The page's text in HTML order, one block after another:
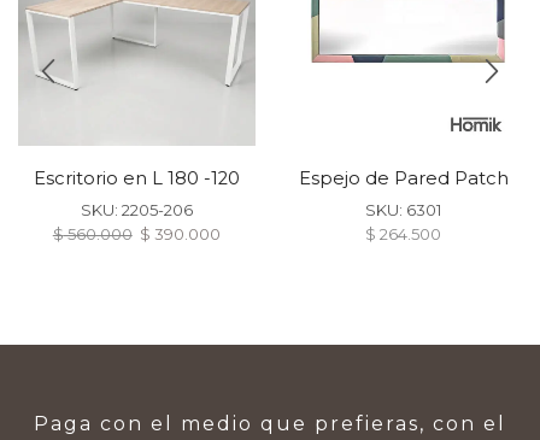
Escritorio en L 180 -120
SKU: 2205-206
$560.000 $ 390.000
Espejo de Pared Patch
SKU: 6301
$ 264.500
Paga con el medio que prefieras, con el